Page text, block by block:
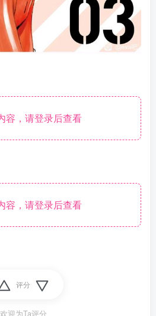
容，请登录后查看
容，请登录后查看
评分
欢迎为Ta评分